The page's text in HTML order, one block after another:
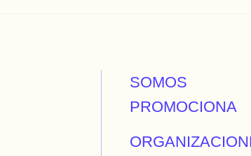
SOMOS
PROMOCIONA